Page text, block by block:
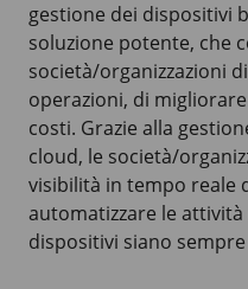
gestione dei dispositivi
soluzione potente, che
società/organizzazioni
operazioni, di
costi. Grazie alla
cloud, le società/
visibilità in tempo reale
automatizzare le
dispositivi siano